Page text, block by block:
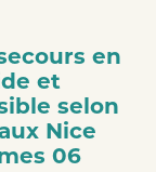
en
et
selon
Nice
06